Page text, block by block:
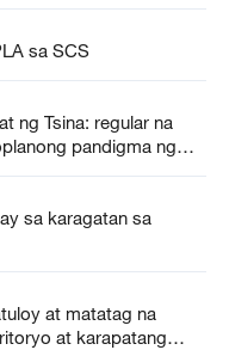
sa SCS
ng Tsina: regular na
pandigma ng
sa karagatan sa
at matatag na
at karapatang